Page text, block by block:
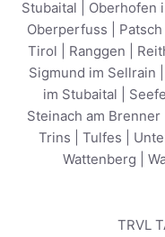
Stubaital
Oberhofen
Oberperfuss
Patsch
Tirol
Ranggen
Sigmund im Sellrain
im Stubaital
Steinach am Brenner
Trins
Tulfes
Wattenberg
TRVL